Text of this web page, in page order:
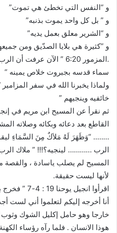
و “النفس التي تخطئ هي تموت”
و ” بل كل واحد يموت بذنبه”
و “الشرير معلق بعمل يديه”
و “‎كثيرة هي بلايا الصدّيق ومن جميعها ينجيه الرب”‎
.المزمور 6:20 ” الآن
سماء قدسه بجبروت خلاص يمينه “
خائفيه وينجيهم‎ ”
القاطع بعد دعائه وبكائه وصلاته
…….. “وَظَهَرَ لَهُ مَلاَكٌ مِنَ السَّمَاءِ
الرب ………… لينجيه؟!!! ‎” ملاك الرب حال حول خائفيه وينجيهم‎ “
المسيح لم يصلب ياسادة ، والقصة
لأنها ليست حقيقة.
اقرأوا
أنا أخرجه إليكم لتعلموا أني لست
خارجا وهو حامل إكليل الشوك
هوذا الانسان . فلما رآه رؤساء